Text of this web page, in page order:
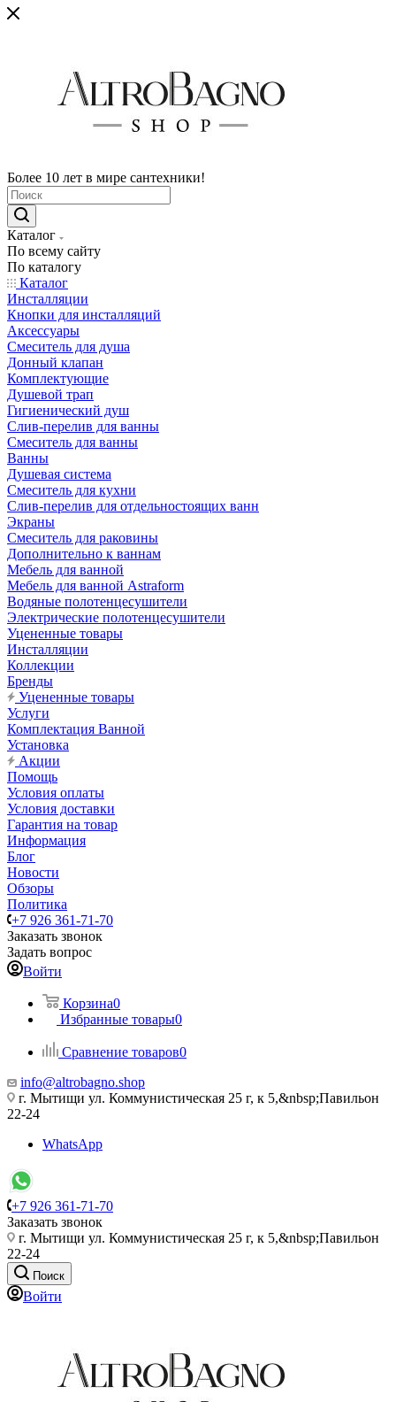
Более 10 лет в мире сантехники!
Каталог
По всему сайту
По каталогу
Каталог
Инсталляции
Кнопки для инсталляций
Аксессуары
Смеситель для душа
Донный клапан
Комплектующие
Душевой трап
Гигиенический душ
Слив-перелив для ванны
Смеситель для ванны
Ванны
Душевая система
Смеситель для кухни
Слив-перелив для отдельностоящих ванн
Экраны
Смеситель для раковины
Дополнительно к ваннам
Мебель для ванной
Мебель для ванной Astraform
Водяные полотенцесушители
Электрические полотенцесушители
Уцененные товары
Инсталляции
Коллекции
Бренды
Уцененные товары
Услуги
Комплектация Ванной
Установка
Акции
Помощь
Условия оплаты
Условия доставки
Гарантия на товар
Информация
Блог
Новости
Обзоры
Политика
+7 926 361-71-70
Заказать звонок
Задать вопрос
Войти
Корзина0
Избранные товары0
Сравнение товаров0
info@altrobagno.shop
г. Мытищи ул. Коммунистическая 25 г, к 5,&nbsp;Павильон
22-24
WhatsApp
+7 926 361-71-70
Заказать звонок
г. Мытищи ул. Коммунистическая 25 г, к 5,&nbsp;Павильон
22-24
Поиск
Войти